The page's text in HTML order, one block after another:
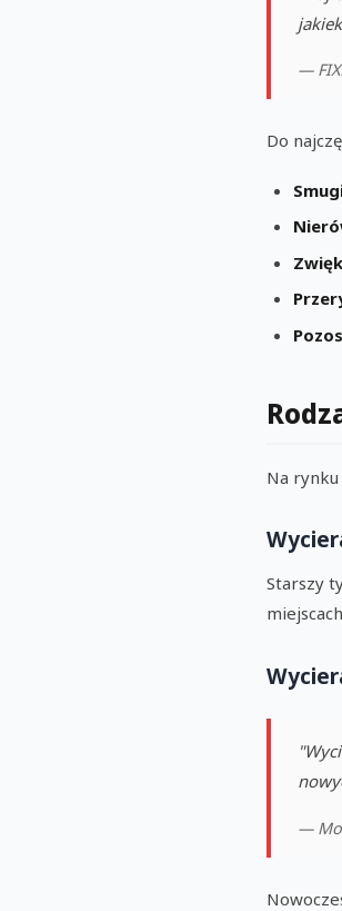
—
Do
Na
Starszy
—